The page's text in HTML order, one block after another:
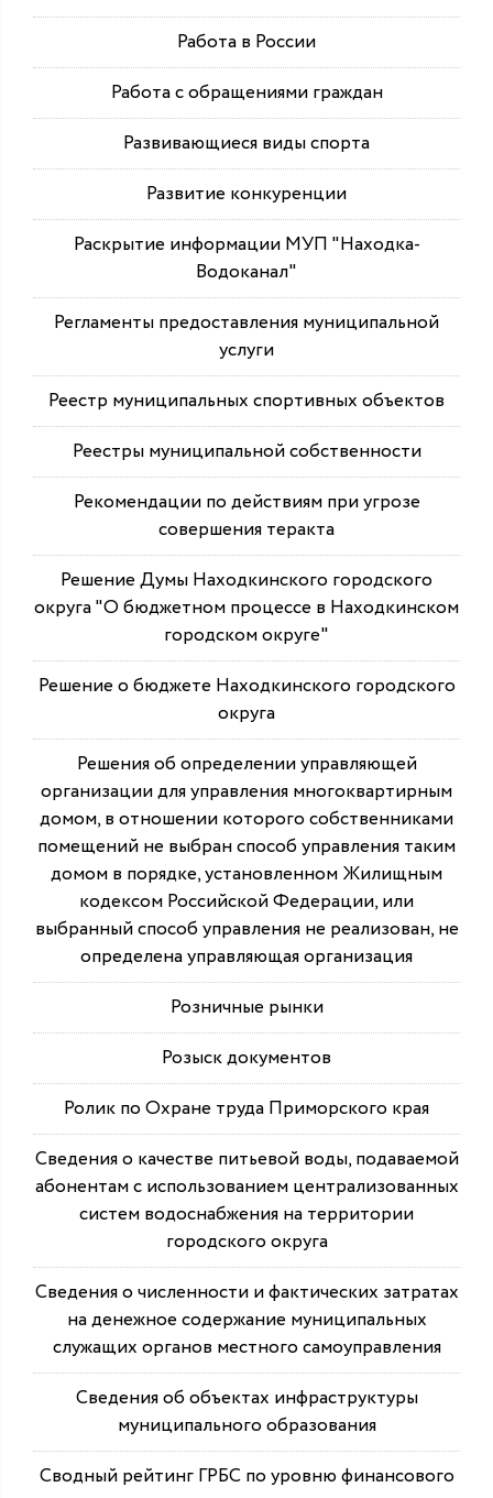
Работа в России
Работа с обращениями граждан
Развивающиеся виды спорта
Развитие конкуренции
Раскрытие информации МУП "Находка-
Водоканал"
Регламенты предоставления муниципальной
услуги
Реестр муниципальных спортивных объектов
Реестры муниципальной собственности
Рекомендации по действиям при угрозе
совершения теракта
Решение Думы Находкинского городского
округа "О бюджетном процессе в Находкинском
городском округе"
Решение о бюджете Находкинского городского
округа
Решения об определении управляющей
организации для управления многоквартирным
домом, в отношении которого собственниками
помещений не выбран способ управления таким
домом в порядке, установленном Жилищным
кодексом Российской Федерации, или
выбранный способ управления не реализован, не
определена управляющая организация
Розничные рынки
Розыск документов
Ролик по Охране труда Приморского края
Сведения о качестве питьевой воды, подаваемой
абонентам с использованием централизованных
систем водоснабжения на территории
городского округа
Сведения о численности и фактических затратах
на денежное содержание муниципальных
служащих органов местного самоуправления
Сведения об объектах инфраструктуры
муниципального образования
Сводный рейтинг ГРБС по уровню финансового